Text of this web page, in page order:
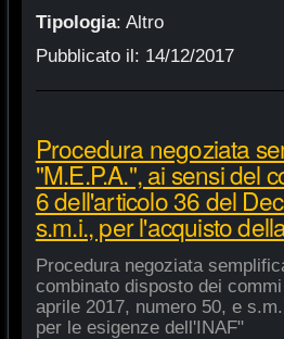
Tipologia: Altro
Pubblicato il: 14/12/2017
Procedura negoziata
"M.E.P.A.", ai sensi del
6 dell'articolo 36 del
s.m.i., per l'acquisto
Procedura negoziata
combinato disposto dei
aprile 2017, numero 50, e
per le esigenze dell'INAF"